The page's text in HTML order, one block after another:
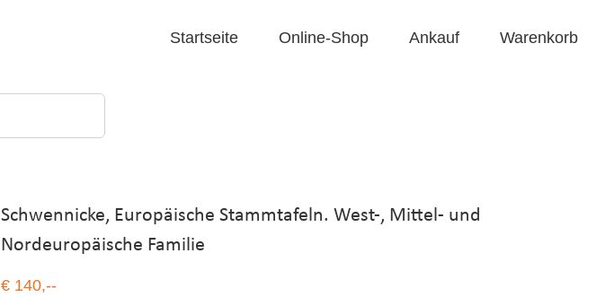
Startseite Online-Shop Ankauf Warenkorb
Schwennicke, Europäische Stammtafeln. West-, Mittel- und
Nordeuropäische Familie
€ 140,--